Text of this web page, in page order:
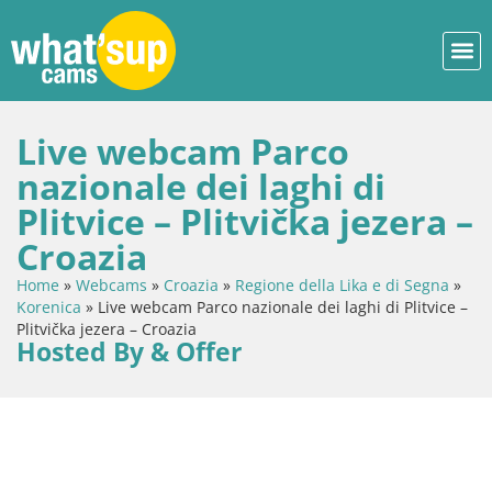
Live webcam Parco
nazionale dei laghi di
Plitvice – Plitvička jezera –
Croazia
Home » Webcams » Croazia » Regione della Lika e di Segna »
Korenica » Live webcam Parco nazionale dei laghi di Plitvice –
Plitvička jezera – Croazia
Hosted By & Offer